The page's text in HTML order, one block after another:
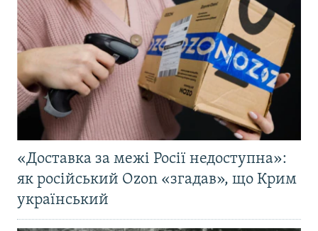
«Доставка за межі Росії недоступна»:
як російський Ozon «згадав», що Крим
український